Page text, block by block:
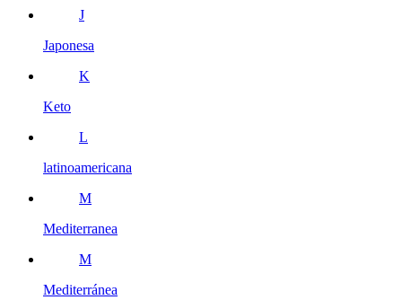
J
Japonesa
K
Keto
L
latinoamericana
M
Mediterranea
M
Mediterránea